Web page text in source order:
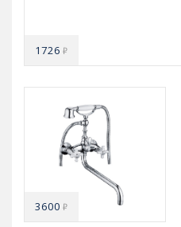
1726₽
3600₽